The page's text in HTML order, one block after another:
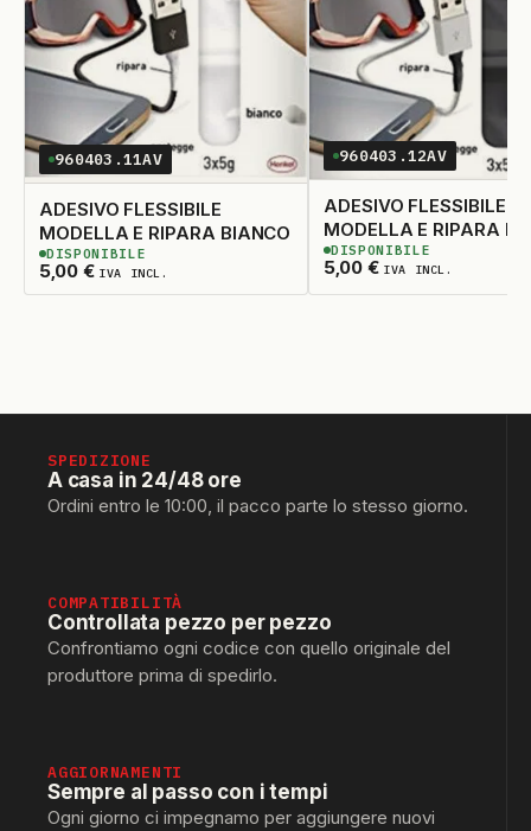
19 WHIRLPOOL
20 WPRO
ZANUSSI
22 ZOPPAS
960403.11AV
ADESIVO FLESSIBILE
MODELLA E RIPARA BIANCO
5,00 € IVA INCL.
5DISPONIBILI
DISPONIBILE
960403.12AV
ADESIVO FLESSIBILE
MODELLA E RIPARA
5,00 € IVA INCL.
5DISPONIBILI
DISPONIBILE
SPEDIZIONE
A casa in 24/48 ore
Ordini entro le 10:00, il pacco parte lo stesso giorno.
COMPATIBILITÀ
Controllata pezzo per pezzo
Confrontiamo ogni codice con quello originale del
produttore prima di spedirlo.
AGGIORNAMENTI
Sempre al passo con i tempi
Ogni giorno ci impegnamo per aggiungere nuovi